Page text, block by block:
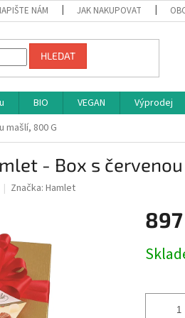
NÁM JAK NAKUPOVAT
HLEDAT
BIO VEGAN Výprodej
mašlí, 800 G
- Box s
Značka: Hamlet
cena: